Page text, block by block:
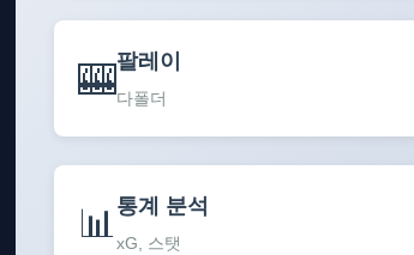
🎰팔레이
다폴더
📊 통계 분석
xG, 스탯